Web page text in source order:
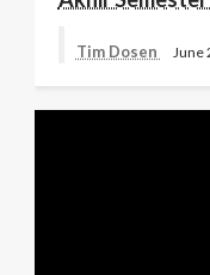
Tim Dosen June